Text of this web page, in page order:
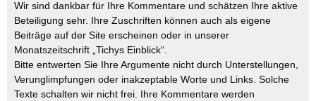
Wir sind dankbar für Ihre Kommentare und schätzen Ihre aktive
Beteiligung sehr. Ihre Zuschriften können auch als eigene
Beiträge auf der Site erscheinen oder in unserer
Monatszeitschrift „Tichys Einblick“.
Bitte entwerten Sie Ihre Argumente nicht durch Unterstellungen,
Verunglimpfungen oder inakzeptable Worte und Links. Solche
Texte schalten wir nicht frei. Ihre Kommentare werden